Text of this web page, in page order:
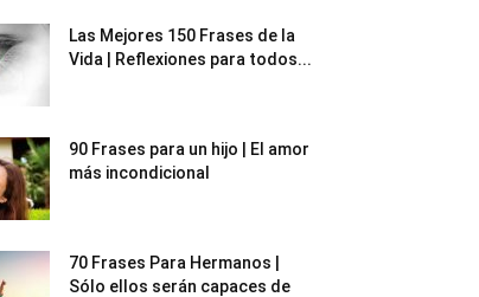
Las Mejores 150 Frases de la
Vida | Reflexiones para todos...
90 Frases para un hijo | El amor
más incondicional
70 Frases Para Hermanos |
Sólo ellos serán capaces de